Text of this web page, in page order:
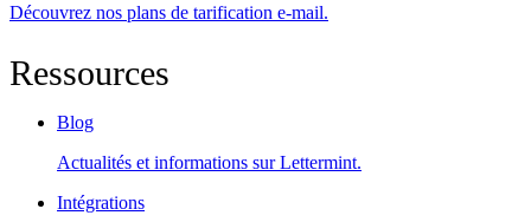
Découvrez nos plans de tarification e-mail.
Ressources
Blog
Actualités et informations sur Lettermint.
Intégrations